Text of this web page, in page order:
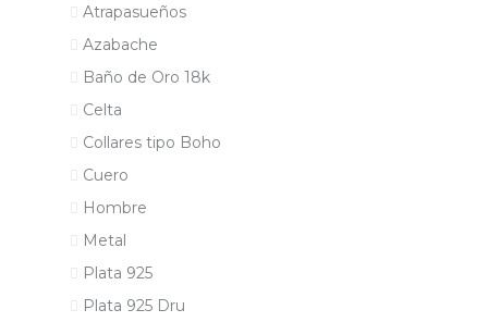
Atrapasueños
Azabache
Baño de Oro 18k
Celta
Collares tipo Boho
Cuero
Hombre
Metal
Plata 925
Plata 925 Dru